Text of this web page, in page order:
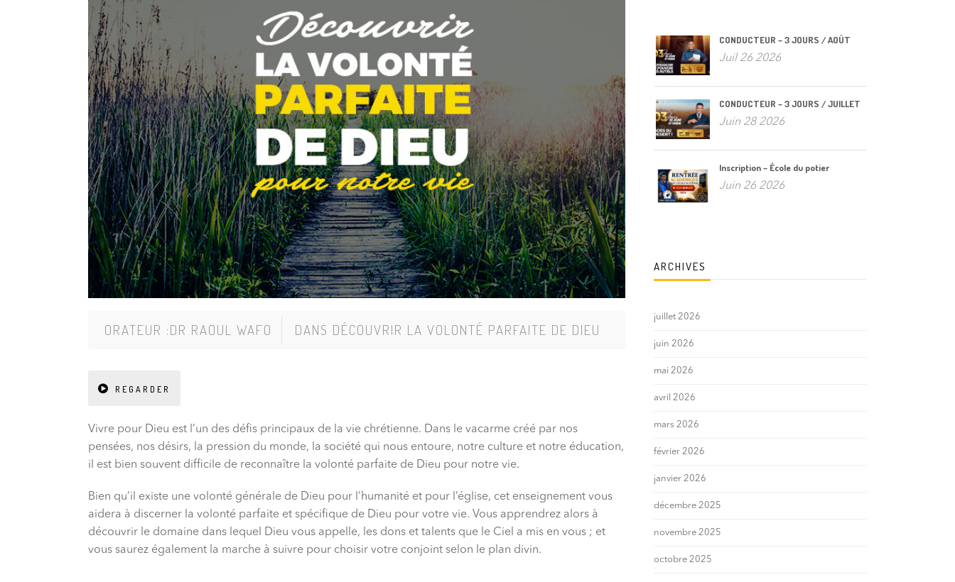
ORATEUR :DR RAOUL WAFO DANS DÉCOUVRIR LA VOLONTÉ PARFAITE DE DIEU
REGARDER
Vivre pour Dieu est l’un des défis principaux de la vie chrétienne. Dans le vacarme créé par nos
pensées, nos désirs, la pression du monde, la société qui nous entoure, notre culture et notre éducation,
il est bien souvent difficile de reconnaître la volonté parfaite de Dieu pour notre vie.
Bien qu’il existe une volonté générale de Dieu pour l’humanité et pour l’église, cet enseignement vous
aidera à discerner la volonté parfaite et spécifique de Dieu pour votre vie. Vous apprendrez alors à
découvrir le domaine dans lequel Dieu vous appelle, les dons et talents que le Ciel a mis en vous ; et
vous saurez également la marche à suivre pour choisir votre conjoint selon le plan divin.
CONDUCTEUR – 3 JOURS / AOÛT
Juil 26 2026
CONDUCTEUR – 3 JOURS / JUILLET
Juin 28 2026
Inscription – École du potier
Juin 26 2026
ARCHIVES
juillet 2026
juin 2026
mai 2026
avril 2026
mars 2026
février 2026
janvier 2026
décembre 2025
novembre 2025
octobre 2025